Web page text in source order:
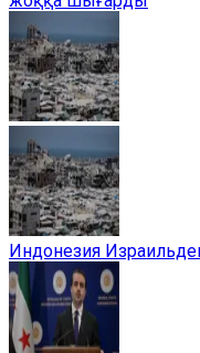
Индонезия